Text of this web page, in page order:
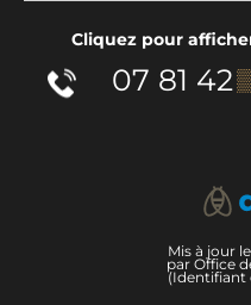
Cliquez pour
07 81 42
Mis à jour
par Office
(Identifiant